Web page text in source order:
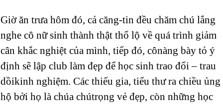
Giờ ăn trưa hôm đó, cả căng-tin đều chăm chú lắng
nghe cô nữ sinh thành thật thổ lộ về quá trình giảm
cân khắc nghiệt của mình, tiếp đó, cônàng bày tỏ ý
định sẽ lập club làm đẹp để học sinh trao đổi – trau
dồikinh nghiệm. Các thiếu gia, tiểu thư ra chiều ủng
hộ bởi họ là chúa chútrọng vẻ đẹp, còn những học